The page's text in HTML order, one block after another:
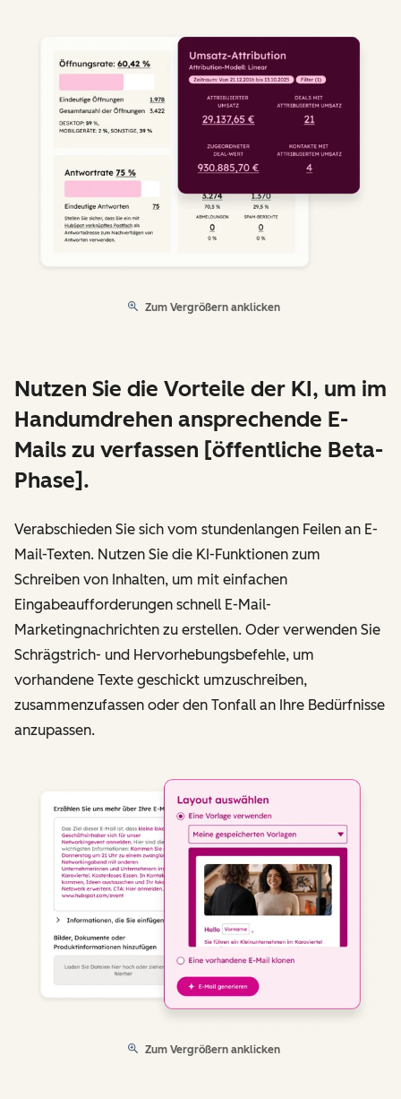
Zum Vergrößern anklicken
Nutzen Sie die Vorteile der KI, um im
Handumdrehen ansprechende E-
Mails zu verfassen [öffentliche Beta-
Phase].
Verabschieden Sie sich vom stundenlangen Feilen an E-
Mail-Texten. Nutzen Sie die KI-Funktionen zum
Schreiben von Inhalten, um mit einfachen
Eingabeaufforderungen schnell E-Mail-
Marketingnachrichten zu erstellen. Oder verwenden Sie
Schrägstrich- und Hervorhebungsbefehle, um
vorhandene Texte geschickt umzuschreiben,
zusammenzufassen oder den Tonfall an Ihre Bedürfnisse
anzupassen.
Zum Vergrößern anklicken